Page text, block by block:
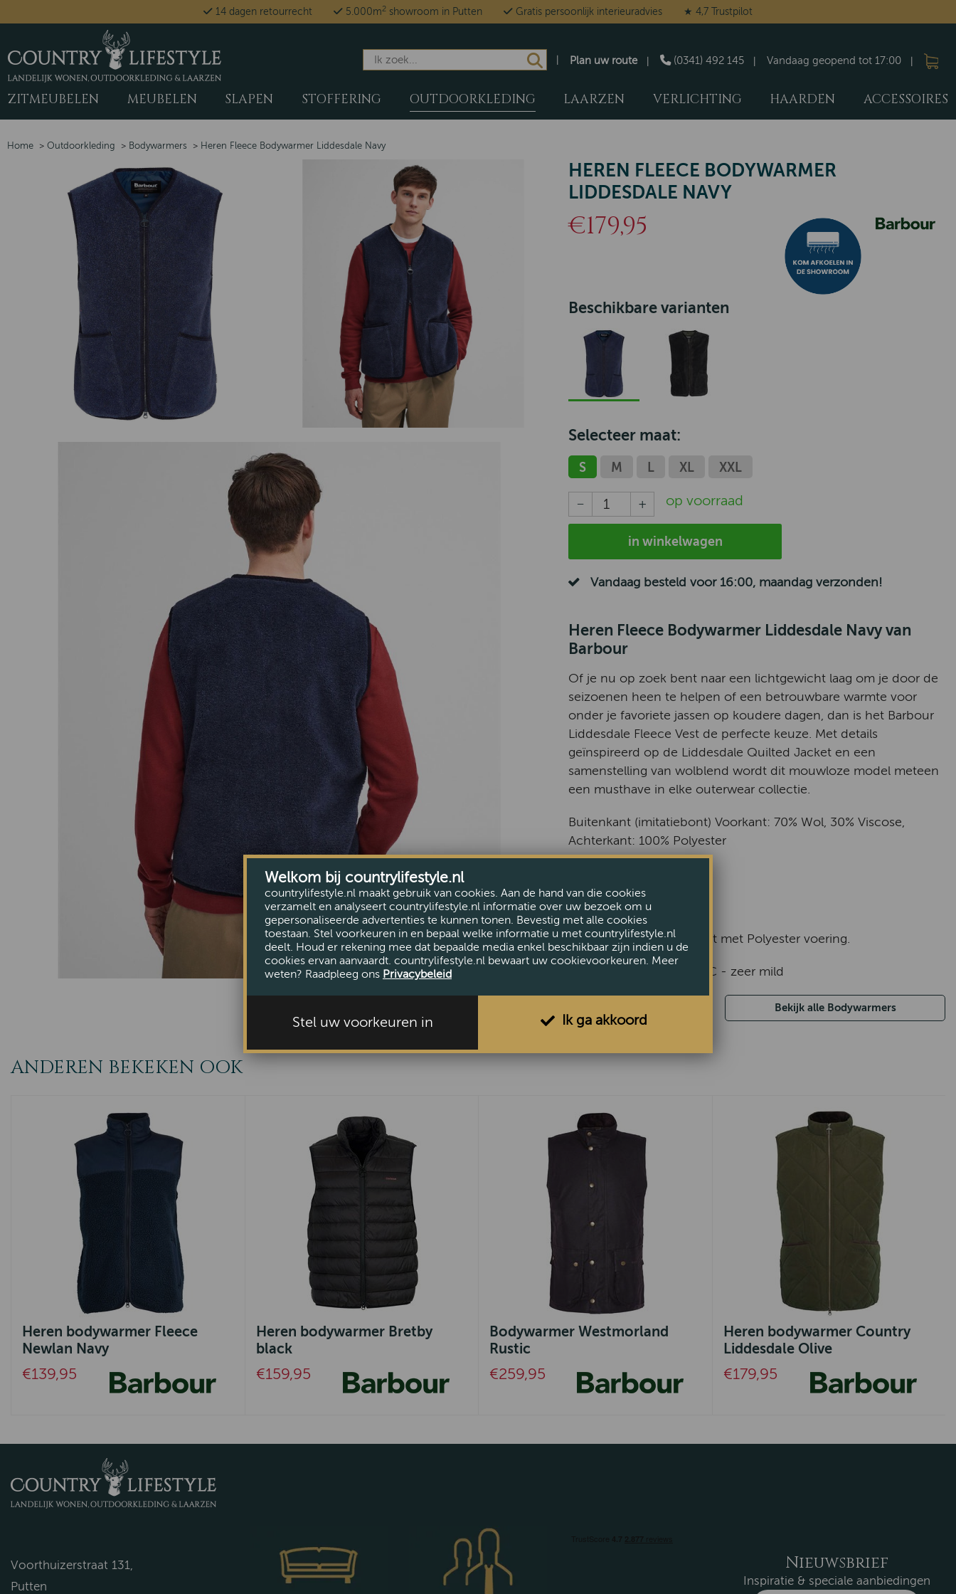
14 dagen retourrecht 5.000m2 showroom in Putten Gratis persoonlijk interieuradvies ★ 4,7 Trustpilot
Vandaag geopend tot 17:00
(0341) 492 145
Plan uw route
ZITMEUBELEN MEUBELEN SLAPEN STOFFERING OUTDOORKLEDING LAARZEN VERLICHTING HAARDEN ACCESSOIRES
Home > Outdoorkleding > Bodywarmers > Heren Fleece Bodywarmer Liddesdale Navy
HEREN FLEECE BODYWARMER
LIDDESDALE NAVY
€179,95
Beschikbare varianten
Selecteer maat:
S M L XL XXL
op voorraad
in winkelwagen
Vandaag besteld voor 16:00, maandag verzonden!
Heren Fleece Bodywarmer Liddesdale Navy van
Barbour
Of je nu op zoek bent naar een lichtgewicht laag om je door de
seizoenen heen te helpen of een betrouwbare warmte voor
onder je favoriete jassen op koudere dagen, dan is het Barbour
Liddesdale Fleece Vest de perfecte keuze. Met details
geïnspireerd op de Liddesdale Quilted Jacket en een
samenstelling van wolblend wordt dit mouwloze model meteen
een musthave in elke outerwear collectie.
Buitenkant (imitatiebont) Voorkant: 70% Wol, 30% Viscose,
Achterkant: 100% Polyester
Biezen: 100% Katoen
Wolmix fleece buitenkant met Polyester voering.
Machinewasbaar op 30°C - zeer mild
Bekijk alle Bodywarmers
ANDEREN BEKEKEN OOK
Heren bodywarmer Fleece
Newlan Navy
€139,95
Heren bodywarmer Bretby
black
€159,95
Bodywarmer Westmorland
Rustic
€259,95
Heren bodywarmer Country
Liddesdale Olive
€179,95
Voorthuizerstraat 131,
Putten
Nieuwsbrief
Inspiratie & speciale aanbiedingen
Welkom bij countrylifestyle.nl
countrylifestyle.nl maakt gebruik van cookies. Aan de hand van die cookies
verzamelt en analyseert countrylifestyle.nl informatie over uw bezoek om u
gepersonaliseerde advertenties te kunnen tonen. Bevestig met alle cookies
toestaan. Stel voorkeuren in en bepaal welke informatie u met countrylifestyle.nl
deelt. Houd er rekening mee dat bepaalde media enkel beschikbaar zijn indien u de
cookies ervan aanvaardt. countrylifestyle.nl bewaart uw cookievoorkeuren. Meer
weten? Raadpleeg ons Privacybeleid
Stel uw voorkeuren in Ik ga akkoord